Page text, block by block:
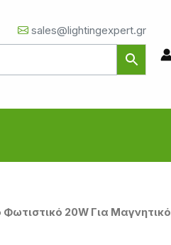
sales@lightingexpert.gr
20W Για Μαγνητικό